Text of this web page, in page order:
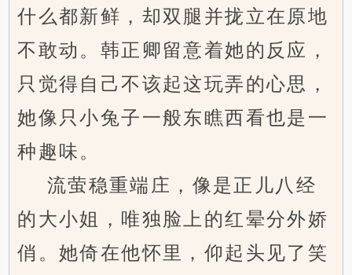
什么都新鲜，却双腿并拢立在原地
不敢动。韩正卿留意着她的反应，
只觉得自己不该起这玩弄的心思，
她像只小兔子一般东瞧西看也是一
种趣味。
流萤稳重端庄，像是正儿八经
的大小姐，唯独脸上的红晕分外娇
俏。她倚在他怀里，仰起头见了笑